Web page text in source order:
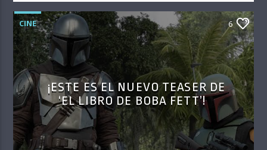
CINE 6
¡ESTE ES EL NUEVO TEASER DE
‘EL LIBRO DE BOBA FETT’!